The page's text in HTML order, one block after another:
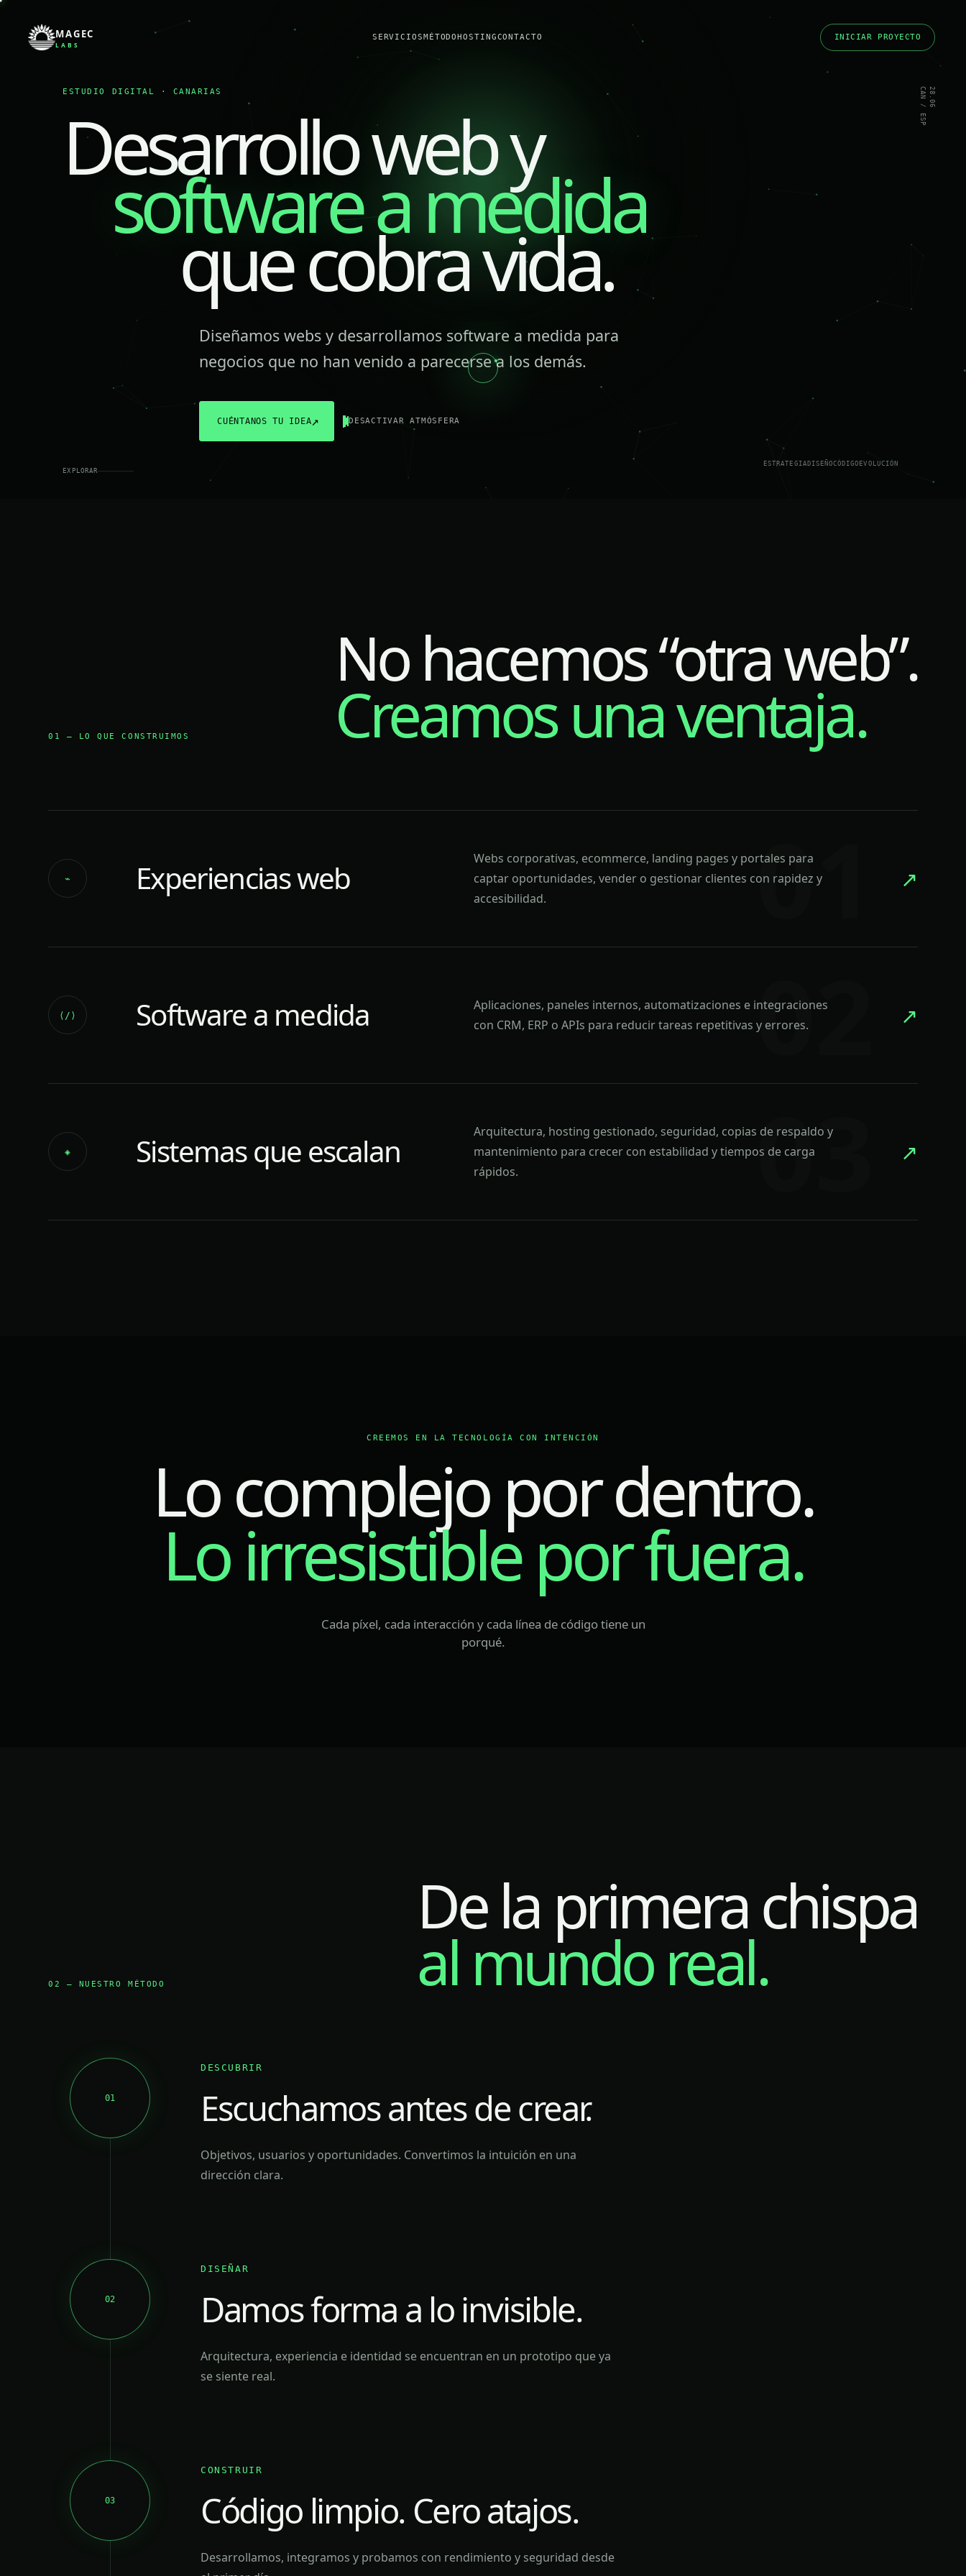
MAGEC
LABS
SERVICIOSMÉTODOHOSTINGCONTACTO INICIAR PROYECTO
28.06
CAN / ESP
ESTUDIO DIGITAL · CANARIAS
Desarrollo web y
software a medida
que cobra vida.
Diseñamos webs y desarrollamos software a medida para
negocios que no han venido a parecerse a los demás.
CUÉNTANOS TU IDEA↗ DESACTIVAR ATMÓSFERA
ESTRATEGIA DISEÑOCÓDIGO EVOLUCIÓN
EXPLORAR
01 — LO QUE CONSTRUIMOS
No hacemos “otra web”.
Creamos una ventaja.
⌁ Experiencias web
Webs corporativas, ecommerce, landing pages y portales para
captar oportunidades, vender o gestionar clientes con rapidez y
accesibilidad.
↗
⟨/⟩ Software a medida
Aplicaciones, paneles internos, automatizaciones e integraciones
con CRM, ERP o APIs para reducir tareas repetitivas y errores.
↗
◈ Sistemas que escalan
Arquitectura, hosting gestionado, seguridad, copias de respaldo y
mantenimiento para crecer con estabilidad y tiempos de carga
rápidos.
↗
CREEMOS EN LA TECNOLOGÍA CON INTENCIÓN
Lo complejo por dentro.
Lo irresistible por fuera.
Cada píxel, cada interacción y cada línea de código tiene un
porqué.
02 — NUESTRO MÉTODO
De la primera chispa
al mundo real.
01
DESCUBRIR
Escuchamos antes de crear.
Objetivos, usuarios y oportunidades. Convertimos la intuición en una
dirección clara.
02
DISEÑAR
Damos forma a lo invisible.
Arquitectura, experiencia e identidad se encuentran en un prototipo que ya
se siente real.
03
CONSTRUIR
Código limpio. Cero atajos.
Desarrollamos, integramos y probamos con rendimiento y seguridad desde